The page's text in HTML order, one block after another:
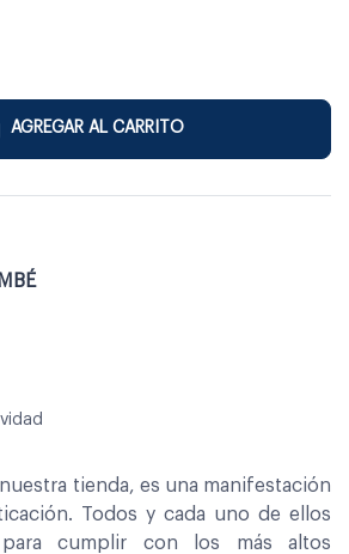
AGREGAR AL CARRITO
tienda, es una manifestación
Todos y cada uno de ellos
cumplir con los más altos